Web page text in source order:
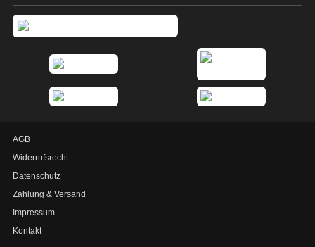
AGB
Widerrufsrecht
Datenschutz
Zahlung & Versand
Impressum
Kontakt